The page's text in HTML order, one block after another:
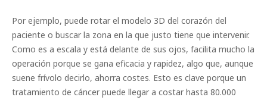
Por ejemplo, puede rotar el modelo 3D del corazón del
paciente o buscar la zona en la que justo tiene que intervenir.
Como es a escala y está delante de sus ojos, facilita mucho la
operación porque se gana eficacia y rapidez, algo que, aunque
suene frívolo decirlo, ahorra costes. Esto es clave porque un
tratamiento de cáncer puede llegar a costar hasta 80.000